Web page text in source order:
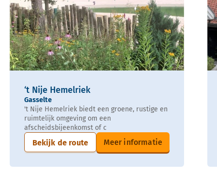
‘t Nije Hemelriek
Gasselte
't Nije Hemelriek biedt een groene, rustige en
ruimtelijk omgeving om een
afscheidsbijeenkomst of c
Bekijk de route Meer informatie